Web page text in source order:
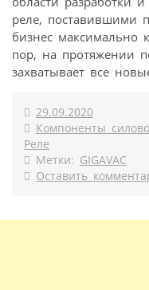
реле, поставившими
бизнес максимально
пор, на протяжении
захватывает все
29.09.2020
Компоненты
Реле
Метки: GIGAVAC
Оставить